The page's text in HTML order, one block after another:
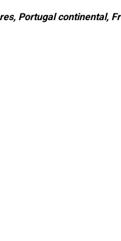
Portugal continental,